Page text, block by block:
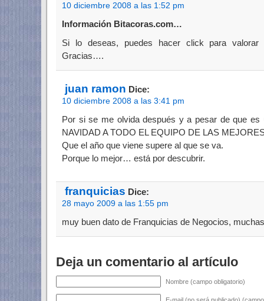
10 diciembre 2008 a las 1:52 pm
Información Bitacoras.com…
Si lo deseas, puedes hacer click para valorar
Gracias….
juan ramon Dice:
10 diciembre 2008 a las 3:41 pm
Por si se me olvida después y a pesar de que es
NAVIDAD A TODO EL EQUIPO DE LAS
Que el año que viene supere al que se va.
Porque lo mejor… está por descubrir.
franquicias Dice:
28 mayo 2009 a las 1:55 pm
muy buen dato de Franquicias de Negocios,
Deja un comentario al artículo
Nombre (campo obligatorio)